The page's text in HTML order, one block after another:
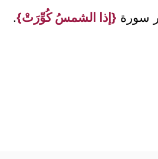
سورة {إذا الشمسُ كُوِّرَتْ}.